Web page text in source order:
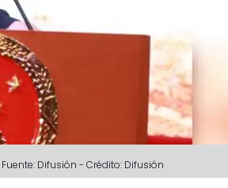
Fuente: Difusión - Crédito: Difusión